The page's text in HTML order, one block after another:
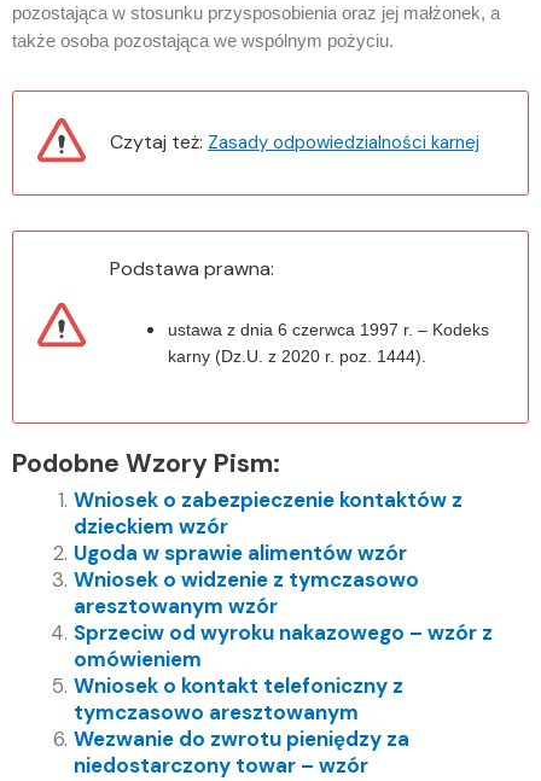
pozostająca w stosunku przysposobienia oraz jej małżonek, a
także osoba pozostająca we wspólnym pożyciu.
Czytaj też: Zasady odpowiedzialności karnej
Podstawa prawna:
ustawa z dnia 6 czerwca 1997 r. – Kodeks
karny (Dz.U. z 2020 r. poz. 1444).
Podobne Wzory Pism:
Wniosek o zabezpieczenie kontaktów z
dzieckiem wzór
Ugoda w sprawie alimentów wzór
Wniosek o widzenie z tymczasowo
aresztowanym wzór
Sprzeciw od wyroku nakazowego – wzór z
omówieniem
Wniosek o kontakt telefoniczny z
tymczasowo aresztowanym
Wezwanie do zwrotu pieniędzy za
niedostarczony towar – wzór